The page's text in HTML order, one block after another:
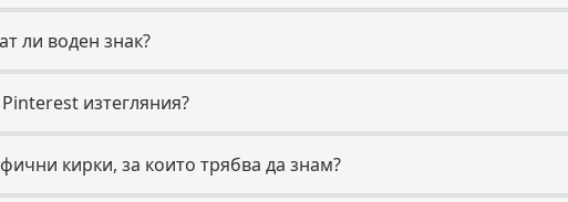
ли воден знак?
изтегляния?
кирки, за които трябва да знам?